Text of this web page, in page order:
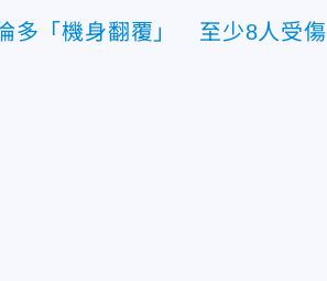
多「機身翻覆」 至少8人受傷